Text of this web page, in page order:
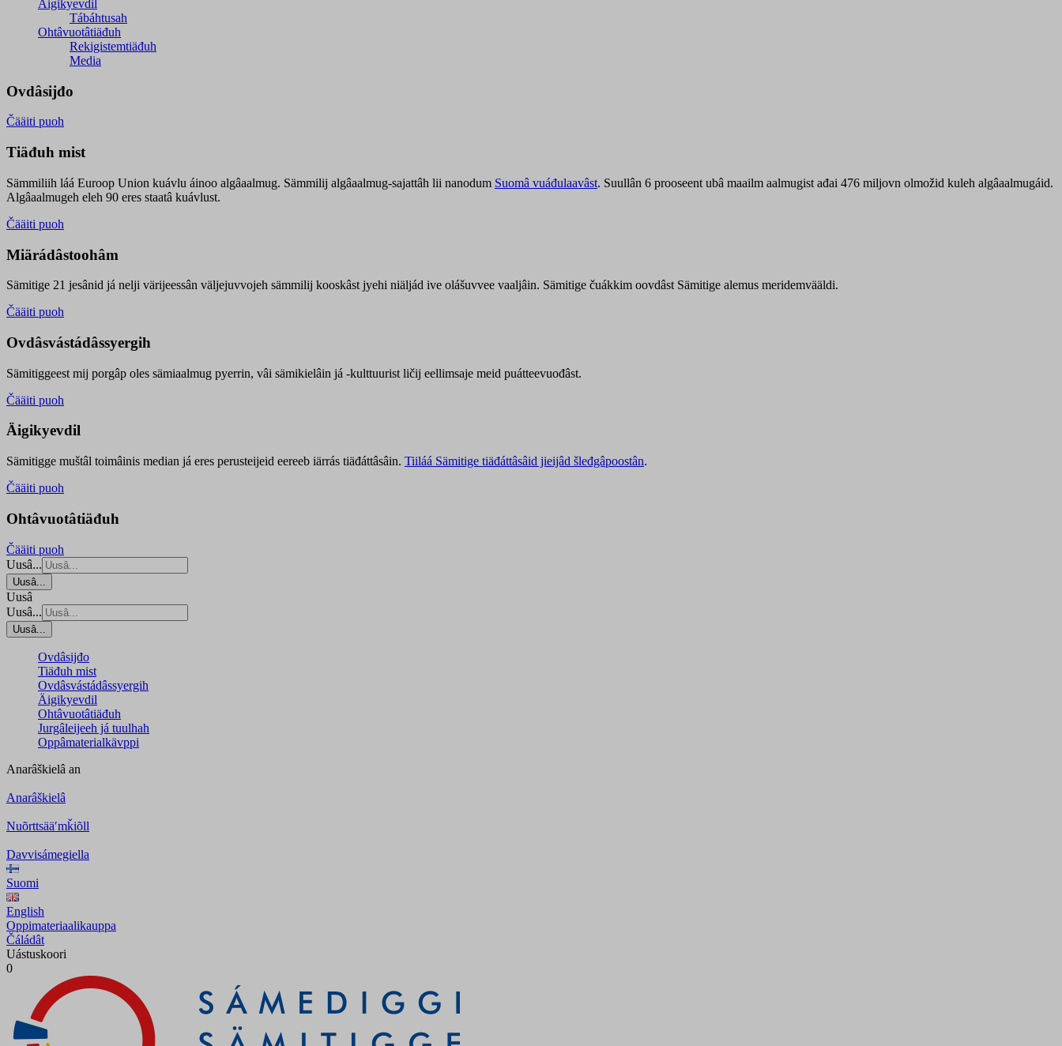
Äigikyevdil
Tábáhtusah
Ohtâvuotâtiäđuh
Rekigistemtiäđuh
Media
Ovdâsijđo
Čääiti puoh
Tiäđuh mist
Sämmiliih láá Euroop Union kuávlu áinoo algâaalmug. Sämmilij algâaalmug-sajattâh lii nanodum Suomâ vuáđulaavâst. Suullân 6 prooseent ubâ maailm aalmugist ađai 476 miljovn olmožid kuleh algâaalmugáid.
Algâaalmugeh eleh 90 eres staatâ kuávlust.
Čääiti puoh
Miärádâstoohâm
Sämitige 21 jesânid já nelji värijeessân väljejuvvojeh sämmilij kooskâst jyehi niäljád ive olášuvvee vaaljâin. Sämitige čuákkim oovdâst Sämitige alemus meridemvääldi.
Čääiti puoh
Ovdâsvástádâssyergih
Sämitiggeest mij porgâp oles sämiaalmug pyerrin, vâi sämikielâin já -kulttuurist ličij eellimsaje meid puátteevuođâst.
Čääiti puoh
Äigikyevdil
Sämitigge muštâl toimâinis median já eres perusteijeid eereeb iärrás tiäđáttâsâin. Tiiláá Sämitige tiäđáttâsâid jieijâd šleđgâpoostân.
Čääiti puoh
Ohtâvuotâtiäđuh
Čääiti puoh
Uusâ...
Uusâ...
Uusâ
Uusâ...
Uusâ...
Ovdâsijđo
Tiäđuh mist
Ovdâsvástádâssyergih
Äigikyevdil
Ohtâvuotâtiäđuh
Jurgâleijeeh já tuulhah
Oppâmaterialkävppi
Anarâškielâ an
Anarâškielâ
Nuõrttsääʹmǩiõll
Davvisámegiella
Suomi
English
Oppimateriaalikauppa
Čáládât
Uástuskoori
0